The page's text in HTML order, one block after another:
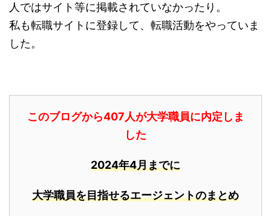
人ではサイト等に掲載されていなかったり。
私も転職サイトに登録して、転職活動をやっていま
した。
このブログから407人が大学職員に内定しま
した
2024年4月までに
大学職員を目指せるエージェントのまとめ